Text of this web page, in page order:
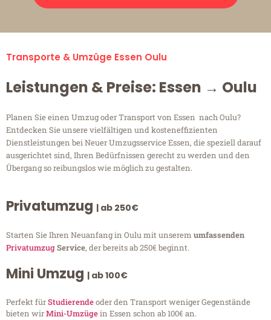
Transporte & Umzüge Essen Oulu
Leistungen & Preise: Essen → Oulu
Planen Sie einen Umzug oder Transport von Essen nach Oulu?
Entdecken Sie unsere vielfältigen und kosteneffizienten
Dienstleistungen bei Neuer Umzugsservice Essen, die speziell darauf
ausgerichtet sind, Ihren Bedürfnissen gerecht zu werden und den
Übergang so reibungslos wie möglich zu gestalten.
Privatumzug | ab 250€
Starten Sie Ihren Neuanfang in Oulu mit unserem umfassenden
PrivatumzugService, der bereits ab 250€ beginnt.
Mini Umzug | ab 100€
Perfekt fürStudierendeoder den Transport weniger Gegenstände
bieten wirMini-Umzügein Essen schon ab 100€ an.